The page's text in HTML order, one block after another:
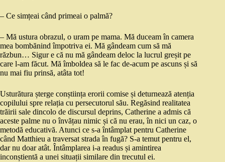
– Ce simțeai când primeai o palmă?
– Mă ustura obrazul, o uram pe mama. Mă duceam în camera
mea bombănind împotriva ei. Mă gândeam cum să mă
răzbun… Sigur e că nu mă gândeam deloc la lucrul greșit pe
care l-am făcut. Mă îmboldea să le fac de-acum pe ascuns și să
nu mai fiu prinsă, atâta tot!
Usturătura șterge conștiința erorii comise și deturnează atenția
copilului spre relația cu persecutorul său. Regăsind realitatea
trăirii sale dincolo de discursul deprins, Catherine a admis că
aceste palme nu o învățau nimic și că nu erau, în nici un caz, o
metodă educativă. Atunci ce s-a întâmplat pentru Catherine
când Matthieu a traversat strada în fugă? S-a temut pentru el,
dar nu doar atât. Întâmplarea i-a readus și amintirea
inconștientă a unei situații similare din trecutul ei.